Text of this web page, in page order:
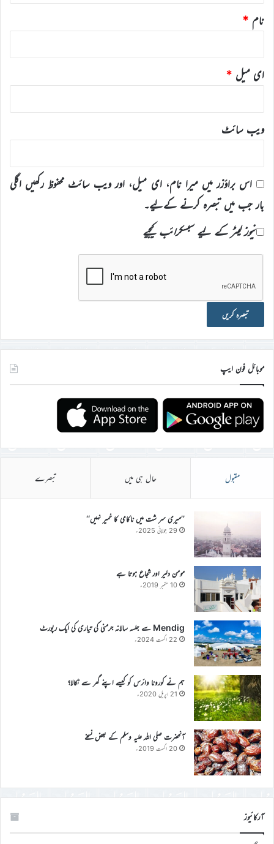
نام *
ای میل *
ویب‌ سائٹ
اس براؤزر میں میرا نام، ای میل، اور ویب سائٹ محفوظ رکھیں اگلی
بار جب میں تبصرہ کرنے کےلیے۔
نیوز لیٹر کے لیے سبسکرائب کیجیے
موبائل فون ایپ
مقبول حال ہی میں تبصرے
’’میری سر شت میں ناکامی کا خمیر نہیں‘‘
29 جولائی 2025ء
مومن دلیر اور شجاع ہوتا ہے
10 ستمبر 2019ء
Mendig سے جلسہ سالانہ جرمنی کی تیاری کی ایک رپورٹ
22 اگست 2024ء
ہم نے کورونا وائرس کو کیسے اپنے گھر سے نکالا؟
21 اپریل 2020ء
آنحضرت صلی اللہ علیہ وسلم کے بعض نسخے
20 اگست 2019ء
آرکائیوز